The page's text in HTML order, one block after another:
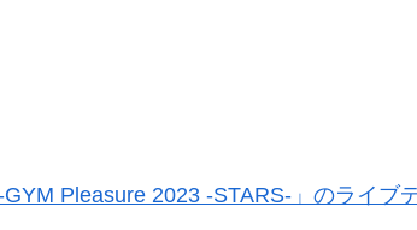
Pleasure 2023 -STARS-」のライブ